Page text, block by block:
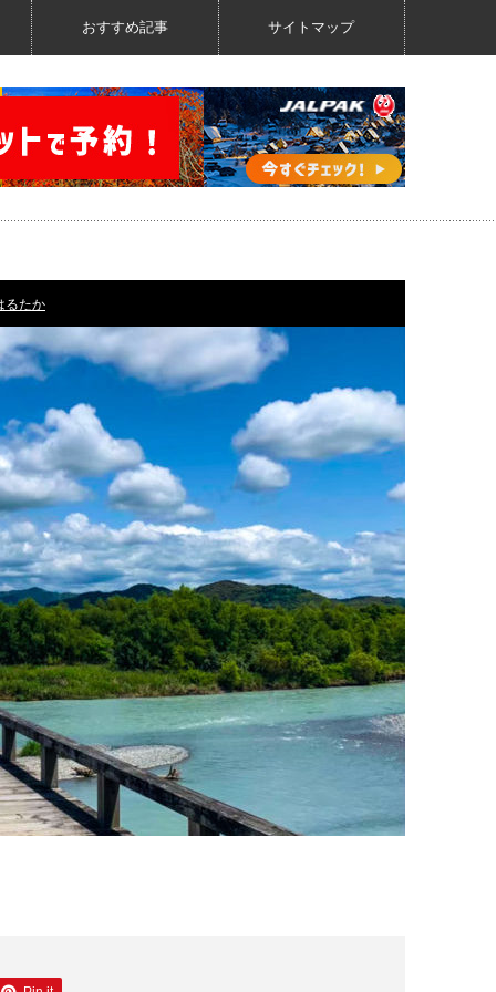
おすすめ記事 サイトマップ
るたか